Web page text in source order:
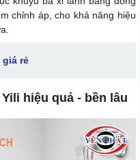
chỉnh áp, cho khả năng hiệu
giá rẻ
hiệu quả - bền lâu